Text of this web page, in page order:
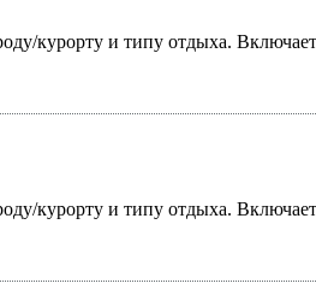
курорту и типу отдыха.
курорту и типу отдыха.